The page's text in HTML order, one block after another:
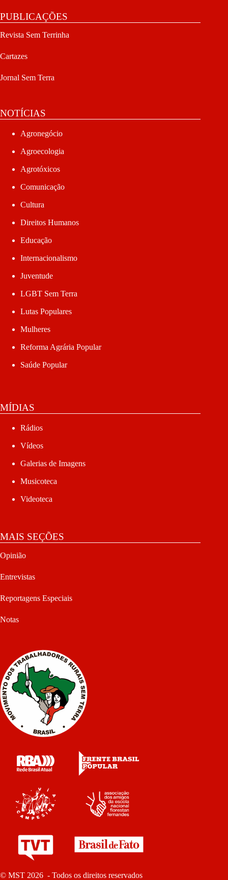
PUBLICAÇÕES
Revista Sem Terrinha
Cartazes
Jornal Sem Terra
NOTÍCIAS
Agronegócio
Agroecologia
Agrotóxicos
Comunicação
Cultura
Direitos Humanos
Educação
Internacionalismo
Juventude
LGBT Sem Terra
Lutas Populares
Mulheres
Reforma Agrária Popular
Saúde Popular
MÍDIAS
Rádios
Vídeos
Galerias de Imagens
Musicoteca
Videoteca
MAIS SEÇÕES
Opinião
Entrevistas
Reportagens Especiais
Notas
© MST 2026 - Todos os direitos reservados